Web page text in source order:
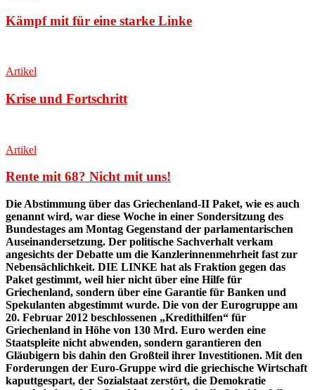
Kämpf mit für eine starke Linke
Artikel
Krise und Fortschritt
Artikel
Rente mit 68? Nicht mit uns!
Die Abstimmung über das Griechenland-II Paket, wie es auch
genannt wird, war diese Woche in einer Sondersitzung des
Bundestages am Montag Gegenstand der parlamentarischen
Auseinandersetzung. Der politische Sachverhalt verkam
angesichts der Debatte um die Kanzlerinnenmehrheit fast zur
Nebensächlichkeit. DIE LINKE hat als Fraktion gegen das
Paket gestimmt, weil hier nicht über eine Hilfe für
Griechenland, sondern über eine Garantie für Banken und
Spekulanten abgestimmt wurde. Die von der Eurogruppe am
20. Februar 2012 beschlossenen „Kredithilfen“ für
Griechenland in Höhe von 130 Mrd. Euro werden eine
Staatspleite nicht abwenden, sondern garantieren den
Gläubigern bis dahin den Großteil ihrer Investitionen. Mit den
Forderungen der Euro-Gruppe wird die griechische Wirtschaft
kaputtgespart, der Sozialstaat zerstört, die Demokratie